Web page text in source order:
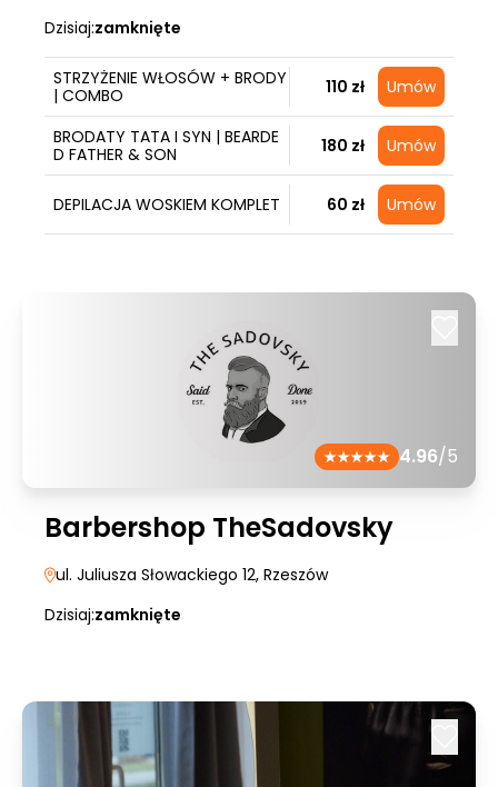
Dzisiaj:zamknięte
STRZYŻENIE WŁOSÓW + BRODY
| COMBO
110 zł Umów
BRODATY TATA I SYN | BEARDE
D FATHER & SON
180 zł Umów
DEPILACJA WOSKIEM KOMPLET 60 zł Umów
4.96/5
Barbershop TheSadovsky
ul. Juliusza Słowackiego 12, Rzeszów
Dzisiaj:zamknięte